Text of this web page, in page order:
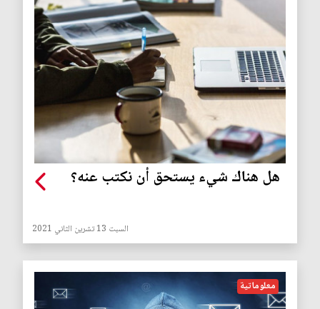
هل هناك شيء يستحق أن نكتب عنه؟
السبت 13 تشرين الثاني 2021
معلوماتية